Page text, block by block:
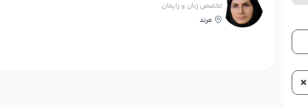
تخصص زنان و زایمان
مرند
×